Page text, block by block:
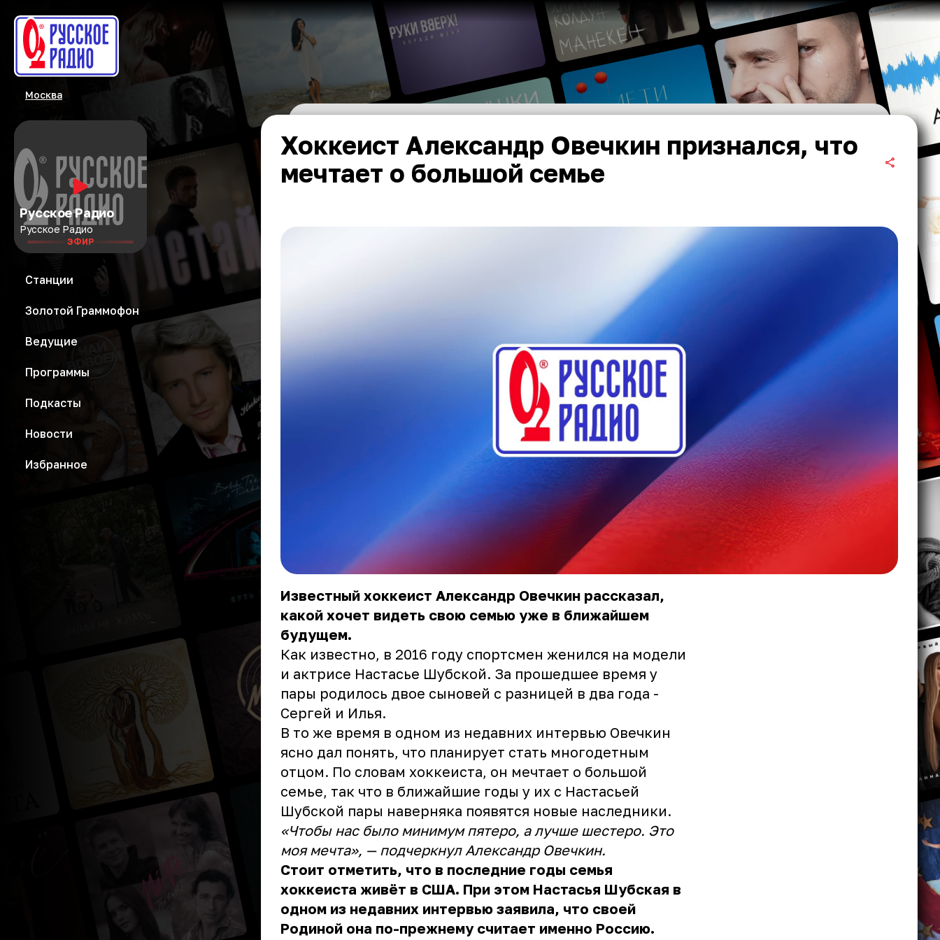
Москва
Русское Радио
Русское Радио
ЭФИР
Станции
Золотой Граммофон
Ведущие
Программы
Подкасты
Новости
Избранное
Хоккеист Александр Овечкин признался, что
мечтает о большой семье
Известный хоккеист Александр Овечкин рассказал,
какой хочет видеть свою семью уже в ближайшем
будущем.
Как известно, в 2016 году спортсмен женился на модели
и актрисе Настасье Шубской. За прошедшее время у
пары родилось двое сыновей с разницей в два года -
Сергей и Илья.
В то же время в одном из недавних интервью Овечкин
ясно дал понять, что планирует стать многодетным
отцом. По словам хоккеиста, он мечтает о большой
семье, так что в ближайшие годы у их с Настасьей
Шубской пары наверняка появятся новые наследники.
«Чтобы нас было минимум пятеро, а лучше шестеро. Это
моя мечта», — подчеркнул Александр Овечкин.
Стоит отметить, что в последние годы семья
хоккеиста живёт в США. При этом Настасья Шубская в
одном из недавних интервью заявила, что своей
Родиной она по-прежнему считает именно Россию.